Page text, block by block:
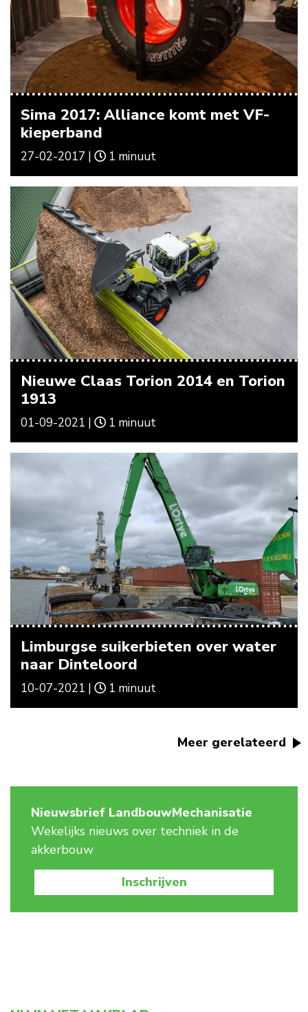
Sima 2017: Alliance komt met VF-
kieperband
27-02-2017 | 1 minuut
Nieuwe Claas Torion 2014 en Torion
1913
01-09-2021 | 1 minuut
Limburgse suikerbieten over water
naar Dinteloord
10-07-2021 | 1 minuut
Meer gerelateerd
Nieuwsbrief LandbouwMechanisatie
Wekelijks nieuws over techniek in de
akkerbouw
Inschrijven